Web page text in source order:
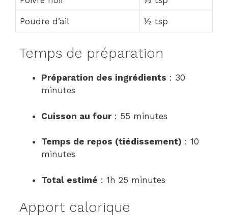
Poudre d’ail ½ tsp
Temps de préparation
Préparation des ingrédients : 30
minutes
Cuisson au four: 55 minutes
Temps de repos (tiédissement) : 10
minutes
Total estimé : 1h 25 minutes
Apport calorique